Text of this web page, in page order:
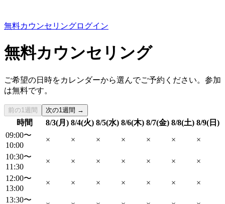
無料カウンセリングログイン
無料カウンセリング
ご希望の日時をカレンダーから選んでご予約ください。参加
は無料です。
前の1週間 次の1週間 →
時間 8/3(月) 8/4(火) 8/5(水) 8/6(木) 8/7(金) 8/8(土) 8/9(日)
09:00〜
10:00
× × × × × ×
×
10:30〜
11:30
× × × × × ×
×
12:00〜
13:00
× × × × × ×
×
13:30〜